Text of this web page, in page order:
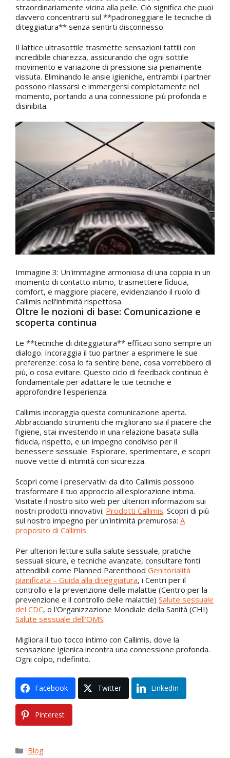
straordinariamente vicina alla pelle. Ciò significa che puoi
davvero concentrarti sul **padroneggiare le tecniche di
diteggiatura** senza sentirti disconnesso.
Il lattice ultrasottile trasmette sensazioni tattili con
incredibile chiarezza, assicurando che ogni sottile
movimento e variazione di pressione sia pienamente
vissuta. Eliminando le ansie igieniche, entrambi i partner
possono rilassarsi e immergersi completamente nel
momento, portando a una connessione più profonda e
disinibita.
Immagine 3: Un'immagine armoniosa di una coppia in un
momento di contatto intimo, trasmettere fiducia,
comfort, e maggiore piacere, evidenziando il ruolo di
Callimis nell'intimità rispettosa.
Oltre le nozioni di base: Comunicazione e
scoperta continua
Le **tecniche di diteggiatura** efficaci sono sempre un
dialogo. Incoraggia il tuo partner a esprimere le sue
preferenze: cosa lo fa sentire bene, cosa vorrebbero di
più, o cosa evitare. Questo ciclo di feedback continuo è
fondamentale per adattare le tue tecniche e
approfondire l'esperienza.
Callimis incoraggia questa comunicazione aperta.
Abbracciando strumenti che migliorano sia il piacere che
l’igiene, stai investendo in una relazione basata sulla
fiducia, rispetto, e un impegno condiviso per il
benessere sessuale. Esplorare, sperimentare, e scopri
nuove vette di intimità con sicurezza.
Scopri come i preservativi da dito Callimis possono
trasformare il tuo approccio all'esplorazione intima.
Visitate il nostro sito web per ulteriori informazioni sui
nostri prodotti innovativi: Prodotti Callimis. Scopri di più
sul nostro impegno per un'intimità premurosa: A
proposito di Callimis.
Per ulteriori letture sulla salute sessuale, pratiche
sessuali sicure, e tecniche avanzate, consultare fonti
attendibili come Planned Parenthood Genitorialità
pianificata – Guida alla diteggiatura, i Centri per il
controllo e la prevenzione delle malattie (Centro per la
prevenzione e il controllo delle malattie) Salute sessuale
del CDC, o l'Organizzazione Mondiale della Sanità (CHI)
Salute sessuale dell'OMS.
Migliora il tuo tocco intimo con Callimis, dove la
sensazione igienica incontra una connessione profonda.
Ogni colpo, ridefinito.
Facebook Twitter LinkedIn
Pinterest
Categorie
Blog